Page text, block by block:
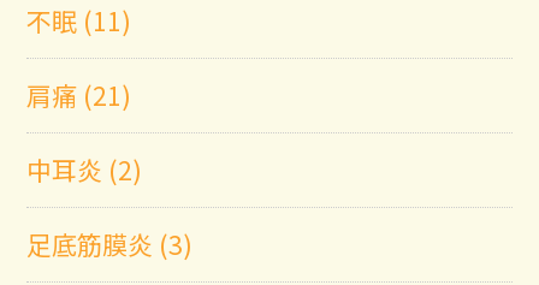
不眠 (11)
肩痛 (21)
中耳炎 (2)
足底筋膜炎 (3)